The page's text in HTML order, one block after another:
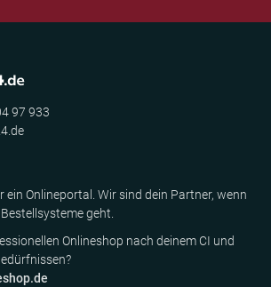
97 933
ein Onlineportal. Wir sind dein Partner, wenn
geht.
Onlineshop nach deinem CI und